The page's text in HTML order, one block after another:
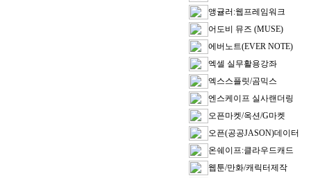
앵귤러:웹프레임워크
어도비 뮤즈 (MUSE)
에버노트(EVER NOTE)
엑셀 실무활용강좌
엑스스플릿/곰믹스
엔스케이프 실사랜더링
오픈마켓/옥션/G마켓
오픈(공공JASON)데이터
온쉐이프:클라우드캐드
웹툰/만화/캐릭터제작